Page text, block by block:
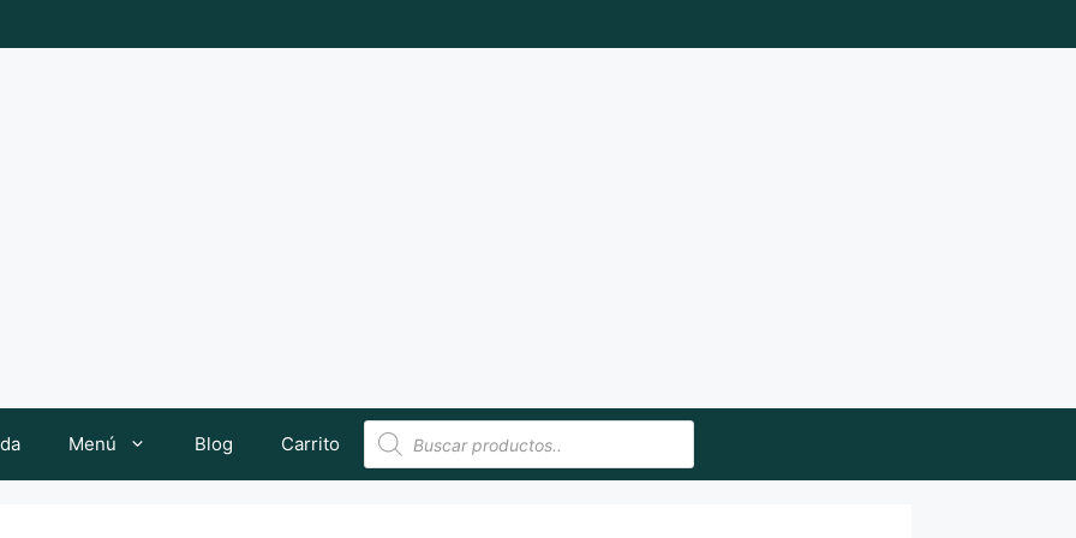
Menú Blog Carrito
Búsqueda
de
productos